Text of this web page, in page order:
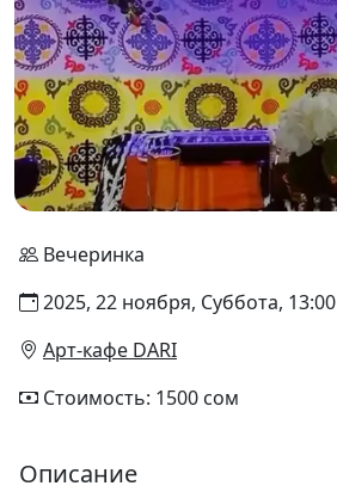
Вечеринка
2025, 22 ноября, Суббота, 13:00
Арт-кафе DARI
Стоимость: 1500 сом
Описание